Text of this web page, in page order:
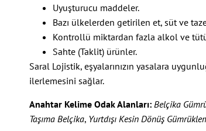
Uyuşturucu maddeler.
Bazı ülkelerden getirilen et, süt ve
Kontrollü miktardan fazla alkol ve
Sahte (Taklit) ürünler.
Saral Lojistik, eşyalarınızın yasalara
ilerlemesini sağlar.
Anahtar Kelime Odak Alanları: Belçika
Taşıma Belçika, Yurtdışı Kesin Dönüş